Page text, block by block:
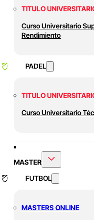
TITULO
Curso Universitario
Rendimiento
PADEL
TITULO
Curso Universitario
MASTER
FUTBOL
MASTERS ONLINE